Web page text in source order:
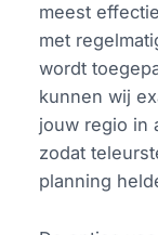
meest
met
wordt
kunnen wij
jouw regio in
zodat
planning